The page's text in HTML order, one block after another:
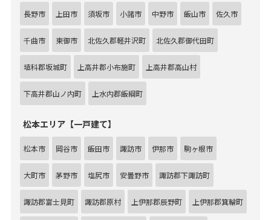
長野市 上田市 須坂市 小諸市 中野市 飯山市 佐久市
千曲市 東御市 北佐久郡軽井沢町 北佐久郡御代田町
埴科郡坂城町 上高井郡小布施町 上高井郡高山村
下高井郡山ノ内町 上水内郡飯綱町
松本エリア【一戸建て】
松本市 岡谷市 飯田市 諏訪市 伊那市 駒ヶ根市
大町市 茅野市 塩尻市 安曇野市 諏訪郡下諏訪町
諏訪郡富士見町 諏訪郡原村 上伊那郡辰野町 上伊那郡箕輪町